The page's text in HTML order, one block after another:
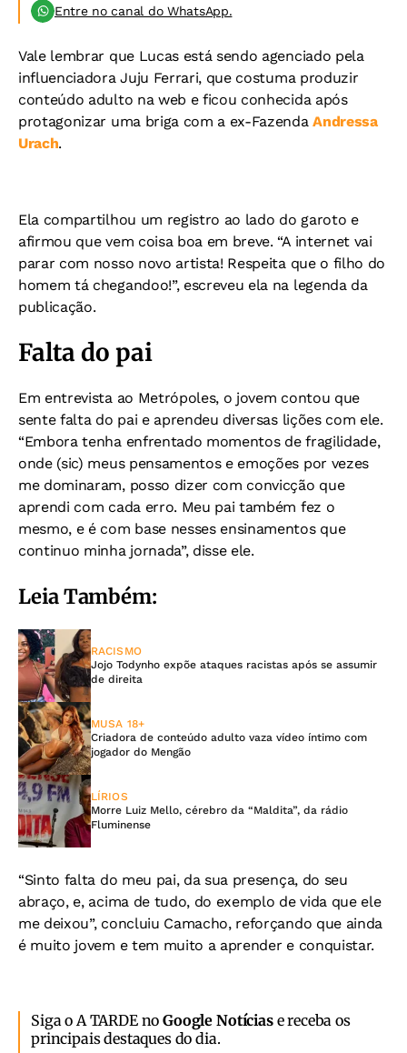
Entre no canal do WhatsApp.
Vale lembrar que Lucas está sendo agenciado pela
influenciadora Juju Ferrari, que costuma produzir
conteúdo adulto na web e ficou conhecida após
protagonizar uma briga com a ex-Fazenda Andressa
Urach.
Ela compartilhou um registro ao lado do garoto e
afirmou que vem coisa boa em breve. “A internet vai
parar com nosso novo artista! Respeita que o filho do
homem tá chegandoo!”, escreveu ela na legenda da
publicação.
Falta do pai
Em entrevista ao Metrópoles, o jovem contou que
sente falta do pai e aprendeu diversas lições com ele.
“Embora tenha enfrentado momentos de fragilidade,
onde (sic) meus pensamentos e emoções por vezes
me dominaram, posso dizer com convicção que
aprendi com cada erro. Meu pai também fez o
mesmo, e é com base nesses ensinamentos que
continuo minha jornada”, disse ele.
Leia Também:
RACISMO
Jojo Todynho expõe ataques racistas após se assumir
de direita
MUSA 18+
Criadora de conteúdo adulto vaza vídeo íntimo com
jogador do Mengão
LÍRIOS
Morre Luiz Mello, cérebro da “Maldita”, da rádio
Fluminense
“Sinto falta do meu pai, da sua presença, do seu
abraço, e, acima de tudo, do exemplo de vida que ele
me deixou”, concluiu Camacho, reforçando que ainda
é muito jovem e tem muito a aprender e conquistar.
Siga o A TARDE noGoogle Notíciase receba os
principais destaques do dia.